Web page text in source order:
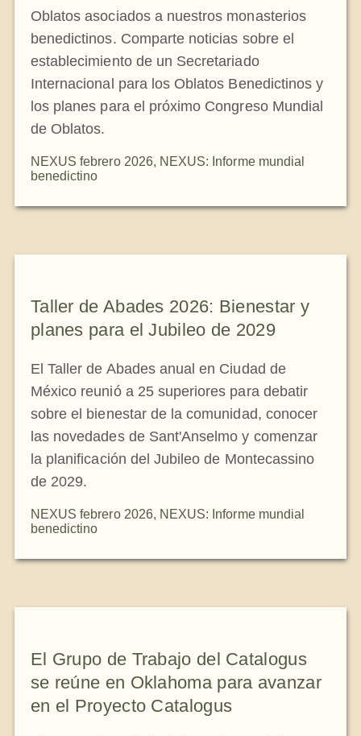
Oblatos asociados a nuestros monasterios
benedictinos. Comparte noticias sobre el
establecimiento de un Secretariado
Internacional para los Oblatos Benedictinos y
los planes para el próximo Congreso Mundial
de Oblatos.
NEXUS febrero 2026, NEXUS: Informe mundial
benedictino
Taller de Abades 2026: Bienestar y
planes para el Jubileo de 2029
El Taller de Abades anual en Ciudad de
México reunió a 25 superiores para debatir
sobre el bienestar de la comunidad, conocer
las novedades de Sant'Anselmo y comenzar
la planificación del Jubileo de Montecassino
de 2029.
NEXUS febrero 2026, NEXUS: Informe mundial
benedictino
El Grupo de Trabajo del Catalogus
se reúne en Oklahoma para avanzar
en el Proyecto Catalogus